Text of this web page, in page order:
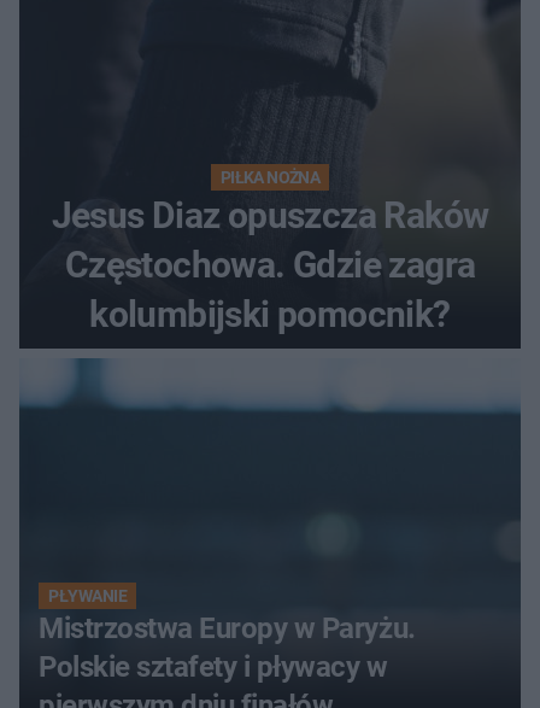
PIŁKA NOŻNA
Jesus Diaz opuszcza Raków
Częstochowa. Gdzie zagra
kolumbijski pomocnik?
PŁYWANIE
Mistrzostwa Europy w Paryżu.
Polskie sztafety i pływacy w